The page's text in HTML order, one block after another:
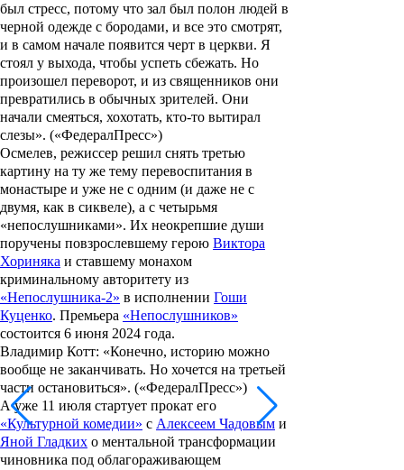
был стресс, потому что зал был полон людей в
черной одежде с бородами, и все это смотрят,
и в самом начале появится черт в церкви. Я
стоял у выхода, чтобы успеть сбежать. Но
произошел переворот, и из священников они
превратились в обычных зрителей. Они
начали смеяться, хохотать, кто-то вытирал
слезы». («ФедералПресс»)
Осмелев, режиссер решил снять третью
картину на ту же тему перевоспитания в
монастыре и уже не с одним (и даже не с
двумя, как в сиквеле), а с четырьмя
«непослушниками». Их неокрепшие души
поручены повзрослевшему герою Виктора
Хориняка и ставшему монахом
криминальному авторитету из
«Непослушника-2» в исполнении Гоши
Куценко. Премьера «Непослушников»
состоится 6 июня 2024 года.
Владимир Котт: «Конечно, историю можно
вообще не заканчивать. Но хочется на третьей
части остановиться». («ФедералПресс»)
А уже 11 июля стартует прокат его
«Культурной комедии» с Алексеем Чадовым и
Яной Гладких о ментальной трансформации
чиновника под облагораживающем